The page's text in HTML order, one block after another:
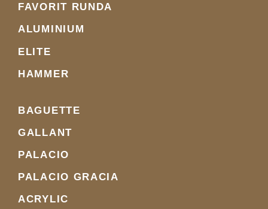
FAVORIT RUNDA
ALUMINIUM
ELITE
HAMMER
BAGUETTE
GALLANT
PALACIO
PALACIO GRACIA
ACRYLIC